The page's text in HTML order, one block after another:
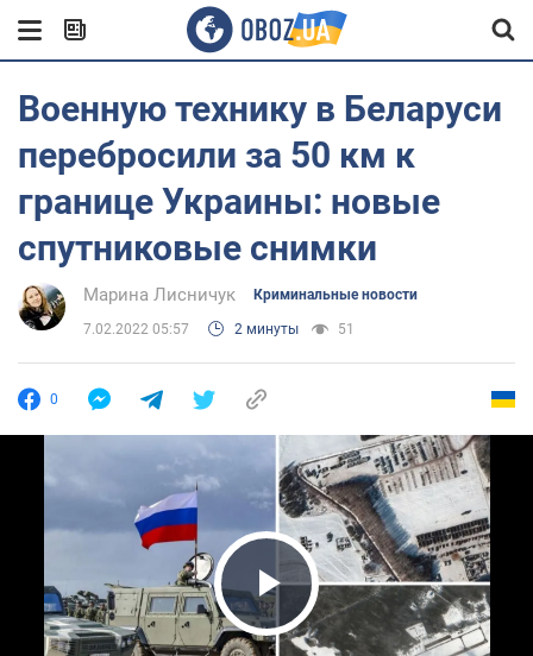
Военную технику в Беларуси
перебросили за 50 км к
границе Украины: новые
спутниковые снимки
Марина Лисничук Криминальные новости
7.02.2022 05:57 2 минуты 51
0
Play Video